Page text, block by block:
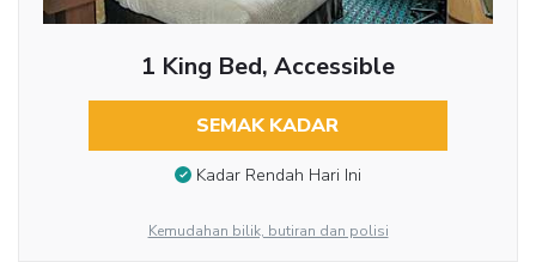
1 King Bed, Accessible
SEMAK KADAR
Kadar Rendah Hari Ini
Kemudahan bilik, butiran dan polisi